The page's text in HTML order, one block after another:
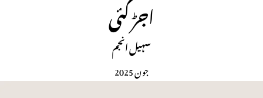
اجڑ گئی
سہیل انجم
جون 2025